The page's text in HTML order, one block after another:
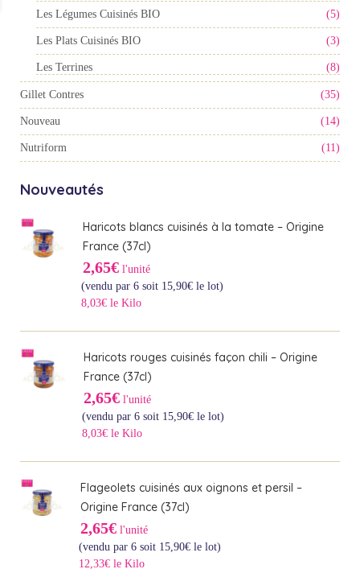
Les Légumes Cuisinés BIO (5)
Les Plats Cuisinés BIO (3)
Les Terrines (8)
Gillet Contres (35)
Nouveau (14)
Nutriform (11)
Nouveautés
Haricots blancs cuisinés à la tomate – Origine
France (37cl)
2,65€ l'unité
(vendu par 6 soit 15,90€ le lot)
8,03€ le Kilo
Haricots rouges cuisinés façon chili – Origine
France (37cl)
2,65€ l'unité
(vendu par 6 soit 15,90€ le lot)
8,03€ le Kilo
Flageolets cuisinés aux oignons et persil –
Origine France (37cl)
2,65€ l'unité
(vendu par 6 soit 15,90€ le lot)
12,33€ le Kilo